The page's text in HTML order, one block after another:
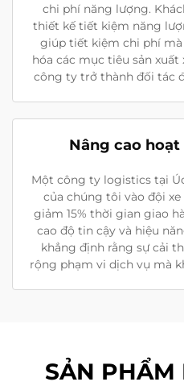
chi phí năng lượng.
thiết kế tiết kiệm năng
giúp tiết kiệm chi phí
hóa các mục tiêu sản xuất
công ty trở thành đối tác
Nâng cao
Một công ty logistics tại
của chúng tôi vào đội
giảm 15% thời gian giao
cao độ tin cậy và hiệu
khẳng định rằng sự cải
rộng phạm vi dịch vụ mà
SẢN PHẨM